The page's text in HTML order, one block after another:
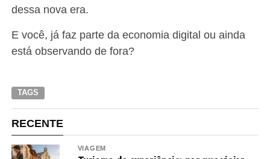
dessa nova era.
E você, já faz parte da economia digital ou ainda
está observando de fora?
TAGS
RECENTE
VIAGEM